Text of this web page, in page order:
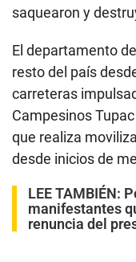
saquearon y
El departamento
resto del país
carreteras
Campesinos
que realiza
desde inicios de
LEE TAMBIÉN:
manifestantes
renuncia del